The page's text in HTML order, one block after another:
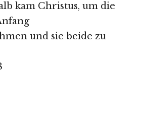
kam Christus, um die
und sie beide zu